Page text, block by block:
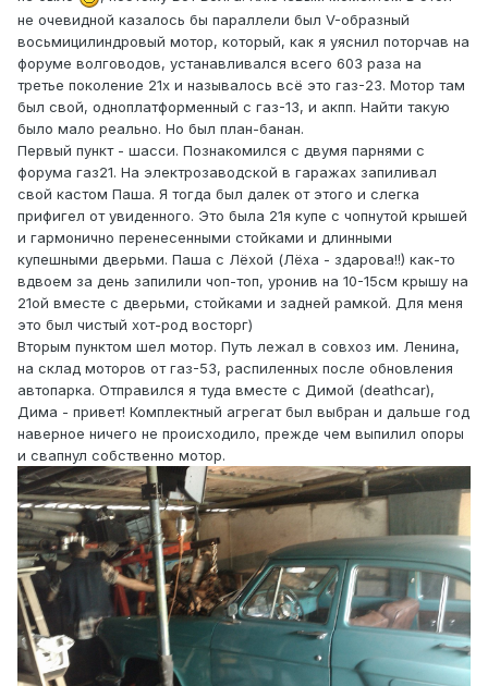
не очевидной казалось бы параллели был V-образный
восьмицилиндровый мотор, который, как я уяснил поторчав на
форуме волговодов, устанавливался всего 603 раза на
третье поколение 21х и называлось всё это газ-23. Мотор там
был свой, одноплатформенный с газ-13, и акпп. Найти такую
было мало реально. Но был план-банан.
Первый пункт - шасси. Познакомился с двумя парнями с
форума газ21. На электрозаводской в гаражах запиливал
свой кастом Паша. Я тогда был далек от этого и слегка
прифигел от увиденного. Это была 21я купе с чопнутой крышей
и гармонично перенесенными стойками и длинными
купешными дверьми. Паша с Лёхой (Лёха - здарова!!) как-то
вдвоем за день запилили чоп-топ, уронив на 10-15см крышу на
21ой вместе с дверьми, стойками и задней рамкой. Для меня
это был чистый хот-род восторг)
Вторым пунктом шел мотор. Путь лежал в совхоз им. Ленина,
на склад моторов от газ-53, распиленных после обновления
автопарка. Отправился я туда вместе с Димой (deathcar),
Дима - привет! Комплектный агрегат был выбран и дальше год
наверное ничего не происходило, прежде чем выпилил опоры
и свапнул собственно мотор.